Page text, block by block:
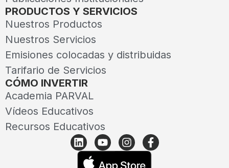
PRODUCTOS Y SERVICIOS
Nuestros Productos
Nuestros Servicios
Emisiones colocadas y distribuidas
Tarifario de Servicios
CÓMO INVERTIR
Academia PARVAL
Vídeos Educativos
Recursos Educativos